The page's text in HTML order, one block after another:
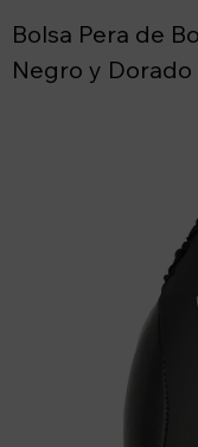
Bolsa Pera de
Negro y Dorado